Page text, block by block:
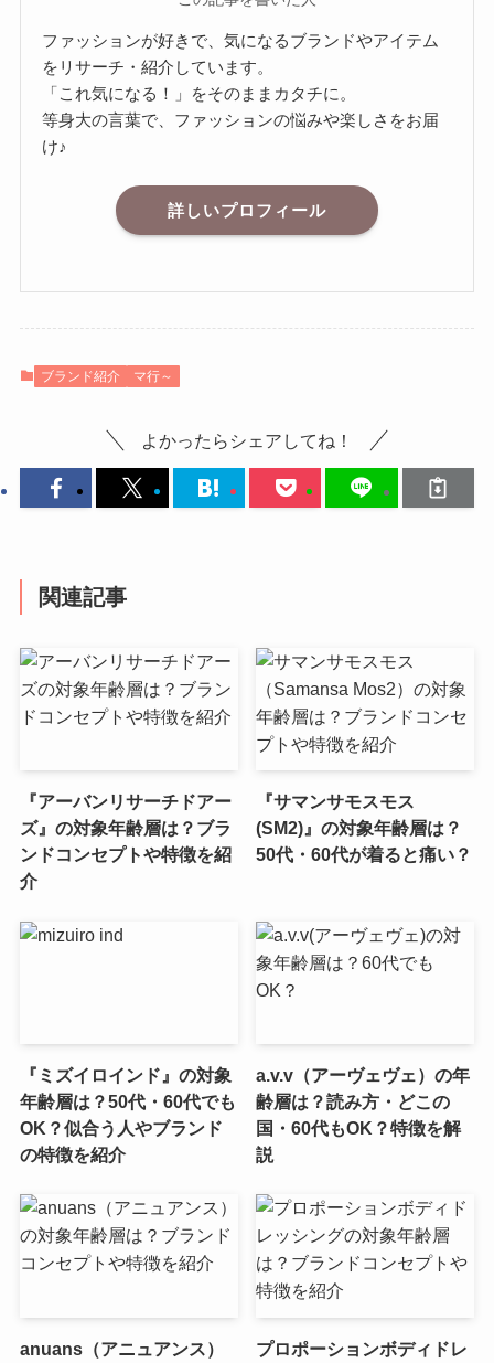
ファッションが好きで、気になるブランドやアイテム
をリサーチ・紹介しています。
「これ気になる！」をそのままカタチに。
等身大の言葉で、ファッションの悩みや楽しさをお届
け♪
詳しいプロフィール
ブランド紹介 マ行～
よかったらシェアしてね！
関連記事
『アーバンリサーチドアー
ズ』の対象年齢層は？ブラ
ンドコンセプトや特徴を紹
介
『サマンサモスモス
(SM2)』の対象年齢層は？
50代・60代が着ると痛い？
『ミズイロインド』の対象
年齢層は？50代・60代でも
OK？似合う人やブランド
の特徴を紹介
a.v.v（アーヴェヴェ）の年
齢層は？読み方・どこの
国・60代もOK？特徴を解
説
anuans（アニュアンス）
プロポーションボディドレ